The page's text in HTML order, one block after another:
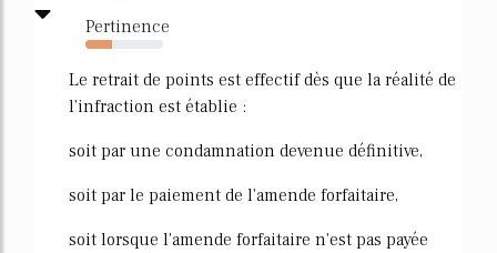
Pertinence
34%
Le retrait de points est effectif dès que la réalité de
l'infraction est établie :
soit par une condamnation devenue définitive,
soit par le paiement de l'amende forfaitaire,
soit lorsque l'amende forfaitaire n'est pas payée